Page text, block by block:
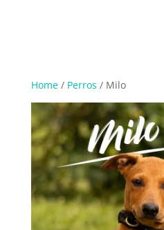
Home/ Perros / Milo